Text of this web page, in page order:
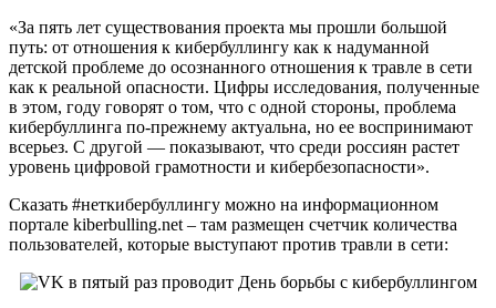
«За пять лет существования проекта мы прошли большой
путь: от отношения к кибербуллингу как к надуманной
детской проблеме до осознанного отношения к травле в сети
как к реальной опасности. Цифры исследования, полученные
в этом, году говорят о том, что с одной стороны, проблема
кибербуллинга по-прежнему актуальна, но ее воспринимают
всерьез. С другой — показывают, что среди россиян растет
уровень цифровой грамотности и кибербезопасности».
Сказать #неткибербуллингу можно на информационном
портале kiberbulling.net – там размещен счетчик количества
пользователей, которые выступают против травли в сети: